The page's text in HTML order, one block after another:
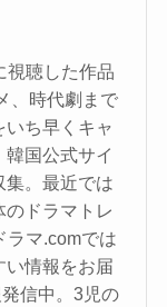
視聴した作品
、時代劇まで
ち早くキャ
国公式サイ
集。最近では
ドラマトレ
ラマ.comでは
い情報をお届
信中。3児の